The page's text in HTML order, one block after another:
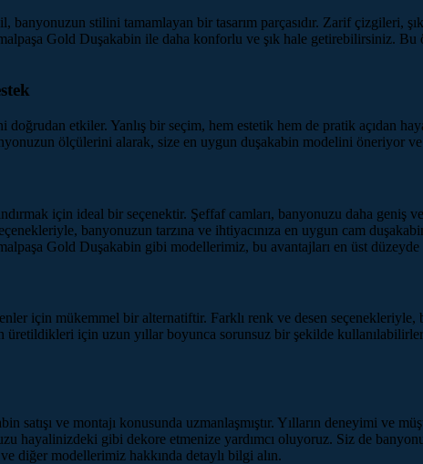
stilini tamamlayan bir tasarım parçasıdır. Zarif çizgileri,
Gold Duşakabin ile daha konforlu ve şık hale getirebilirsiniz. Bu
etkiler. Yanlış bir seçim, hem estetik hem de pratik açıdan
ölçülerini alarak, size en uygun duşakabin modelini öneriyor
için ideal bir seçenektir. Şeffaf camları, banyonuzu daha geniş ve
banyonuzun tarzına ve ihtiyacınıza en uygun cam
Gold Duşakabin gibi modellerimiz, bu avantajları en üst düzeyde
için mükemmel bir alternatiftir. Farklı renk ve desen
üretildikleri için uzun yıllar boyunca sorunsuz bir şekilde
satışı ve montajı konusunda uzmanlaşmıştır. Yılların deneyimi ve
hayalinizdeki gibi dekore etmenize yardımcı oluyoruz. Siz de
diğer modellerimiz hakkında detaylı bilgi alın.